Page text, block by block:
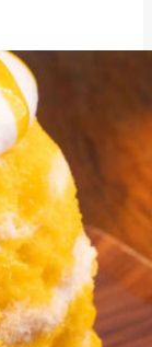
ンはさまざ